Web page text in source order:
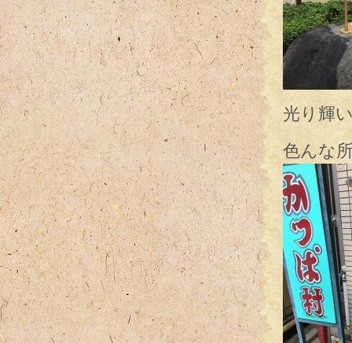
光り輝
色んな